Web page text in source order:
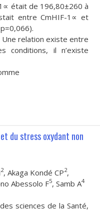
était de 196,80±260 à
entre CmHIF-1∝ et
Une relation existe entre
conditions, il n’existe
du stress oxydant non
2, Akaga Kondé CP2,
Abessolo F5, Samb A4
sciences de la Santé,